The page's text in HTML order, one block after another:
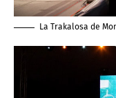
La Trakalosa de